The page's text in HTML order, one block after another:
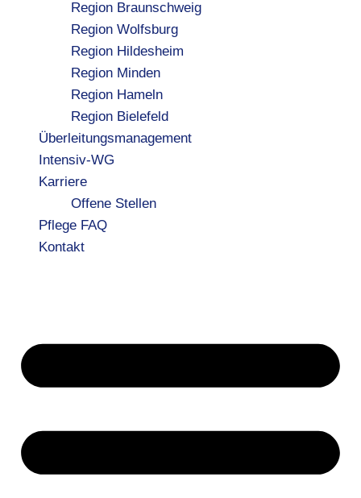
Region Braunschweig
Region Wolfsburg
Region Hildesheim
Region Minden
Region Hameln
Region Bielefeld
Überleitungsmanagement
Intensiv-WG
Karriere
Offene Stellen
Pflege FAQ
Kontakt